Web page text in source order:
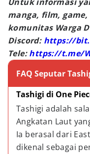
manga, film,
komunitas Warga
Discord: https://
Tele:https://t.me/
FAQ Seputar
Tashigi di One
Tashigi adalah
Angkatan Laut
Ia berasal dari
dikenal sebagai